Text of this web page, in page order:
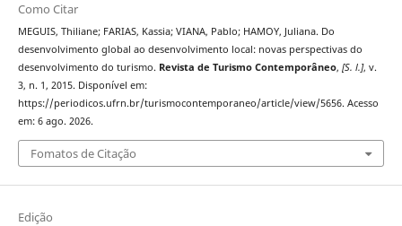
Como Citar
MEGUIS, Thiliane; FARIAS, Kassia; VIANA, Pablo; HAMOY, Juliana. Do
desenvolvimento global ao desenvolvimento local: novas perspectivas do
desenvolvimento do turismo. Revista de Turismo Contemporâneo, [S. l.], v.
3, n. 1, 2015. Disponível em:
https://periodicos.ufrn.br/turismocontemporaneo/article/view/5656. Acesso
em: 6 ago. 2026.
Fomatos de Citação
Edição